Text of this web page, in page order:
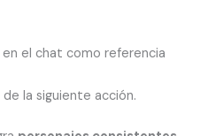
el chat como referencia
la siguiente acción.